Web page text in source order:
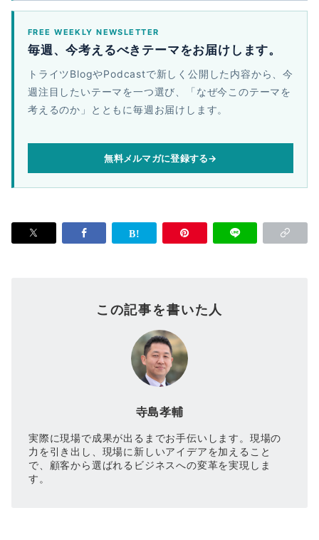
FREE WEEKLY NEWSLETTER
毎週、今考えるべきテーマをお届けします。
トライツBlogやPodcastで新しく公開した内容から、今
週注目したいテーマを一つ選び、「なぜ今このテーマを
考えるのか」とともに毎週お届けします。
無料メルマガに登録する→
この記事を書いた人
寺島孝輔
実際に現場で成果が出るまでお手伝いします。現場の
力を引き出し、現場に新しいアイデアを加えること
で、顧客から選ばれるビジネスへの変革を実現しま
す。